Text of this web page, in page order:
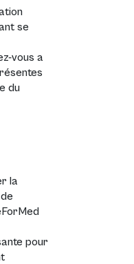
se
vous a
du
la
pour